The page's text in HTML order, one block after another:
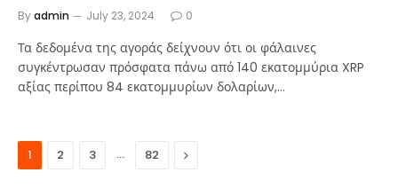
Byadmin July 23, 2024 0
Τα δεδομένα της αγοράς δείχνουν ότι οι φάλαινες
συγκέντρωσαν πρόσφατα πάνω από 140 εκατομμύρια XRP
αξίας περίπου 84 εκατομμυρίων δολαρίων,…
1 2 3 … 82 Next